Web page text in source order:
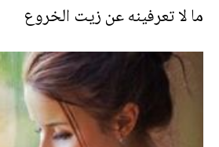
ما لا تعرفينه عن زيت الخروع